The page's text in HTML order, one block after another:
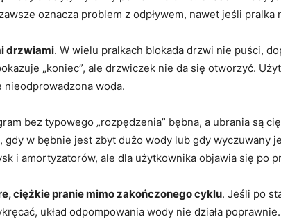
oznacza problem z odpływem, nawet jeśli pralka
drzwiami. W wielu pralkach blokada drzwi nie puści,
„koniec”, ale drzwiczek nie da się otworzyć.
nieodprowadzona woda.
bez typowego „rozpędzenia” bębna, a ubrania są
w bębnie jest zbyt dużo wody lub gdy wyczuwany
i amortyzatorów, ale dla użytkownika objawia się po
ciężkie pranie mimo zakończonego cyklu. Jeśli po
układ odpompowania wody nie działa